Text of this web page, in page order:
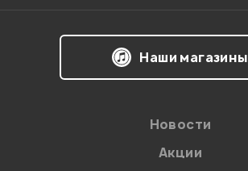
Наши магазины
Новости
Акции